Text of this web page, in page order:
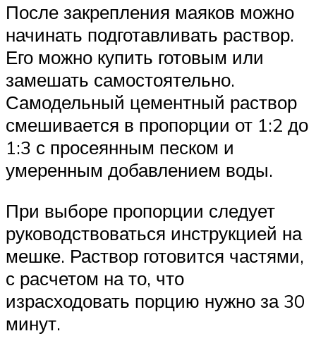
После закрепления маяков можно
начинать подготавливать раствор.
Его можно купить готовым или
замешать самостоятельно.
Самодельный цементный раствор
смешивается в пропорции от 1:2 до
1:3 с просеянным песком и
умеренным добавлением воды.
При выборе пропорции следует
руководствоваться инструкцией на
мешке. Раствор готовится частями,
с расчетом на то, что
израсходовать порцию нужно за 30
минут.